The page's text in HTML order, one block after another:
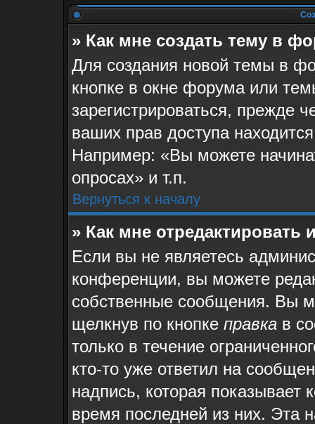
» Как мне создать тему в
Для создания новой темы в
кнопке в окне форума или
зарегистрироваться, прежде
ваших прав доступа
Например: «Вы можете
опросах» и т.п.
Вернуться к началу
» Как мне отредактировать
Если вы не являетесь
конференции, вы можете
собственные сообщения. Вы
щелкнув по кнопке правка в
только в течение
кто-то уже ответил на
надпись, которая показывает
время последней из них. Эта